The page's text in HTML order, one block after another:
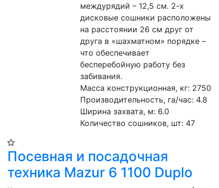
междурядий – 12,5 см. 2-х
дисковые сошники расположены
на расстоянии 26 см друг от
друга в «шахматном» порядке –
что обеспечивает
бесперебойную работу без
забивания.
Масса конструкционная, кг: 2750
Производительность, га/час: 4.8
Ширина захвата, м: 6.0
Количество сошников, шт: 47
Посевная и посадочная
техника Mazur 6 1100 Duplo